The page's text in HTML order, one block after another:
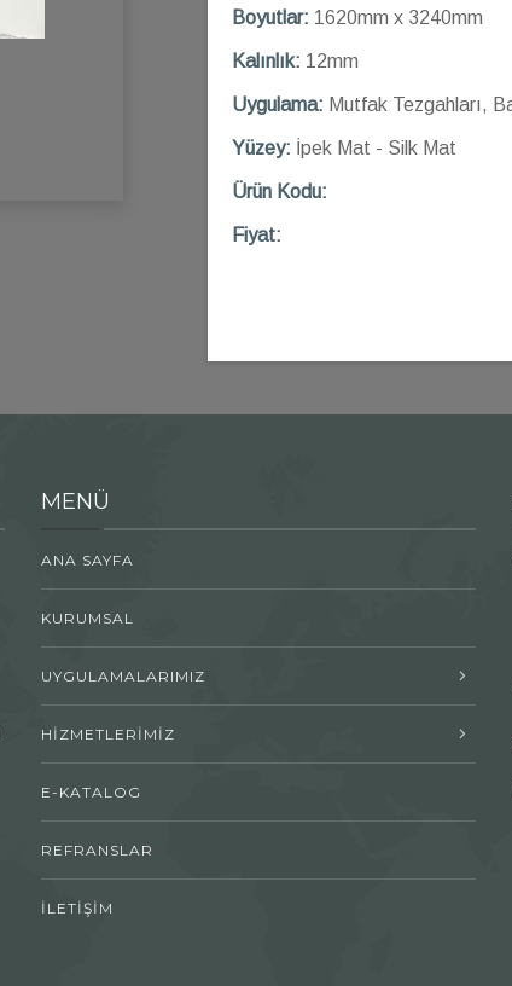
Boyutlar: 1620mm x 3240mm
Kalınlık: 12mm
Uygulama: Mutfak Tezgahları,
Yüzey: İpek Mat - Silk Mat
Ürün Kodu:
Fiyat:
MENÜ
ANA SAYFA
KURUMSAL
UYGULAMALARIMIZ
HİZMETLERİMİZ
E-KATALOG
REFRANSLAR
İLETİŞİM